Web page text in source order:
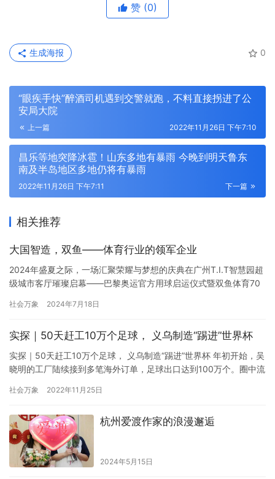
赞 (0)
0
生成海报
“眼疾手快”醉酒司机遇到交警就跑，不料直接拐进了公
安局大院
上一篇 2022年11月26日 下午7:10
昌乐等地突降冰雹！山东多地有暴雨 今晚到明天鲁东
南及半岛地区多地仍将有暴雨
下一篇
2022年11月26日 下午7:11
相关推荐
大国智造，双鱼——体育行业的领军企业
2024年盛夏之际，一场汇聚荣耀与梦想的庆典在广州T.I.T智慧园超
级城市客厅璀璨启幕——巴黎奥运官方用球启运仪式暨双鱼体育70
的一座重要里程碑，更是中国乒乓球器材制造业辉煌成就的一次全
（以下简称“双鱼”）犹如一颗璀璨的明星，以其卓越的品质、不…
社会万象 2024年7月18日
实探｜50天赶工10万个足球， 义乌制造“踢进”世界杯
实探｜50天赶工10万个足球， 义乌制造“踢进”世界杯 年初开始，吴
晓明的工厂陆续接到多笔海外订单，足球出口达到100万个。圈中流
日，四年一度的世界杯将在卡塔尔打响，而这一体育盛会的影子仍
不时拿起手机和国内外客户沟通，话语简单，匆忙又熟…
社会万象 2022年11月25日
杭州爱渡作家的浪漫邂逅
2024年5月15日